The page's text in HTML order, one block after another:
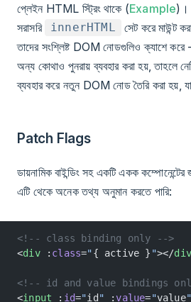
প্লেইন HTML স্ট্রিং থাকে (Example)।
সরাসরি
innerHTML
সেট করে মাউন্ট
তাদের সংশ্লিষ্ট DOM নোডগুলিও ক্যাশে
অন্য কোথাও পুনরায় ব্যবহার করা হয়, তাহলে
ব্যবহার করে নতুন DOM নোড তৈরি করা হয়,
Patch Flags
ডায়নামিক বাইন্ডিং সহ একটি একক
এটি থেকে অনেক তথ্য অনুমান করতে পারি:
<!-- class binding only -->
<div : class="{ active } "></
<!-- id and value bindings
<input : id="id " :value="value